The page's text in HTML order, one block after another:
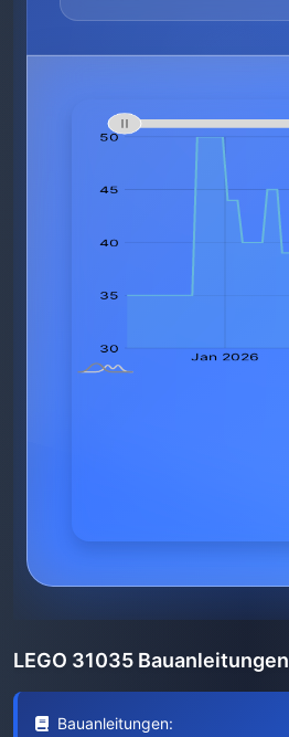
LEGO 31035 Bauanleitungen
Bauanleitungen: